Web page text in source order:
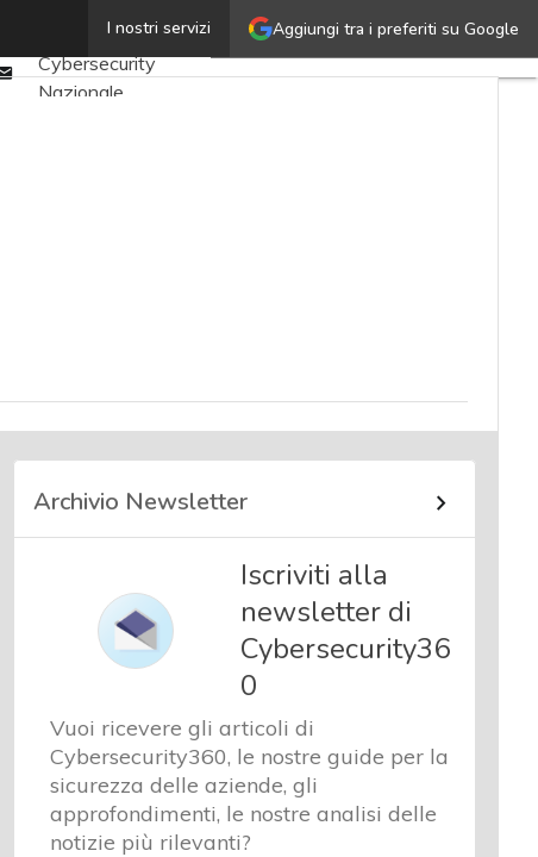
Aggiungi tra i preferiti su Google
I nostri servizi
Email
Ultimi articoli
Cybersecurity
Nazionale
Corsi cybersecurity
Chi siamo
Archivio Newsletter
Iscriviti alla
newsletter di
Cybersecurity36
0
Vuoi ricevere gli articoli di
Cybersecurity360, le nostre guide per la
sicurezza delle aziende, gli
approfondimenti, le nostre analisi delle
notizie più rilevanti?